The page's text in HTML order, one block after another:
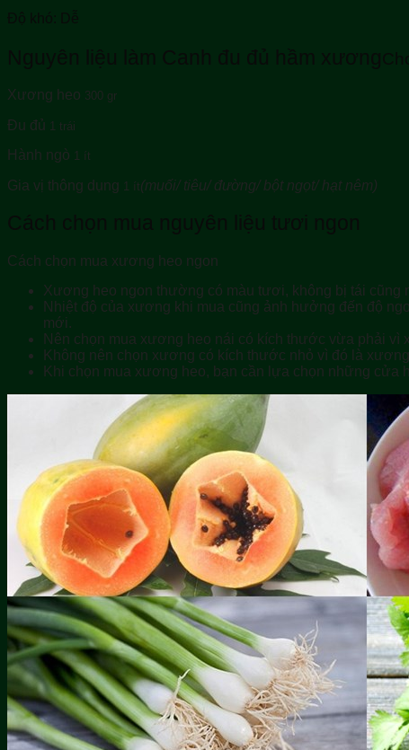
Độ khó: Dễ
Nguyên liệu làm Canh đu đủ hầm xương
Xương heo 300 gr
Đu đủ 1 trái
Hành ngò 1 ít
Gia vị thông dụng 1 ít(muối/ tiêu/ đường/ bột ngọt/ hạt nêm)
Cách chọn mua nguyên liệu tươi ngon
Cách chọn mua xương heo ngon
Xương heo ngon thường có màu tươi, không bị tái cũng
Nhiệt độ của xương khi mua cũng ảnh hưởng đến độ
mới.
Nên chọn mua xương heo nái có kích thước vừa phải
Không nên chọn xương có kích thước nhỏ vì đó là
Khi chọn mua xương heo, bạn cần lựa chọn những cửa